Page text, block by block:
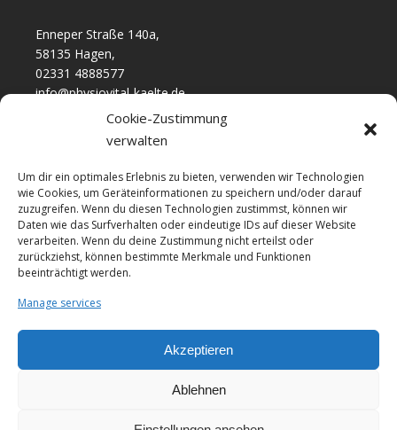
Cookie-Zustimmung
verwalten
Um dir ein optimales Erlebnis zu bieten, verwenden wir Technologien
wie Cookies, um Geräteinformationen zu speichern und/oder darauf
zuzugreifen. Wenn du diesen Technologien zustimmst, können wir
Daten wie das Surfverhalten oder eindeutige IDs auf dieser Website
verarbeiten. Wenn du deine Zustimmung nicht erteilst oder
zurückziehst, können bestimmte Merkmale und Funktionen
beeinträchtigt werden.
Manage services
Akzeptieren
Ablehnen
Enneper Straße 140a,
58135 Hagen,
02331 4888577
info@physiovital-kaelte.de
Informationen
Impressum
Datenschutz
Kontakt
Newsletter